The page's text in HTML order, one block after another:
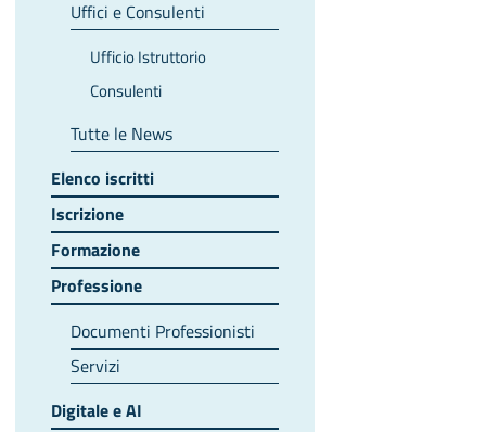
Uffici e Consulenti
Ufficio Istruttorio
Consulenti
Tutte le News
Elenco iscritti
Iscrizione
Formazione
Professione
Documenti Professionisti
Servizi
Digitale e AI